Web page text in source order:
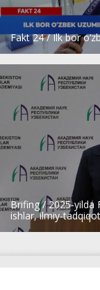
Fakt 24 / Ilk bor
Brifing / 2025-yilda
ishlar, ilmiy-